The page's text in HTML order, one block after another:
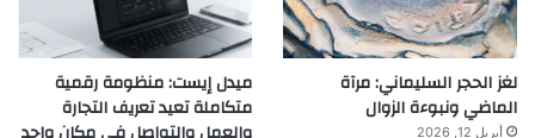
لغز الحجر السليماني: مرآة
الماضي ونبوءة الزوال
أبريل 12, 2026
ميدل إيست: منظومة رقمية
متكاملة تعيد تعريف التجارة